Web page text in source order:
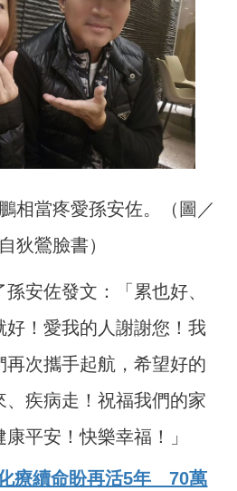
相當疼愛孫安佐。（圖／
狄鶯臉書）
安佐發文：「累也好、
！愛我的人謝謝您！我
次攜手起航，希望好的
、疾病走！祝福我們的家
平安！快樂幸福！」
療續命盼再活5年 70萬